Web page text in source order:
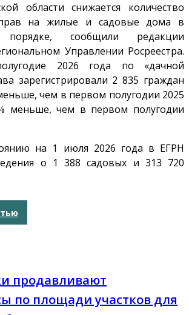
области снижается количество
прав на жилые и садовые дома в
порядке, сообщили редакции
Управлении Росреестра.
2026 года по «дачной
зарегистрировали 2 835 граждан
чем в первом полугодии 2025
меньше, чем в первом полугодии
на 1 июля 2026 года в ЕГРН
о 1 388 садовых и 313 720
продавливают
по площади участков для